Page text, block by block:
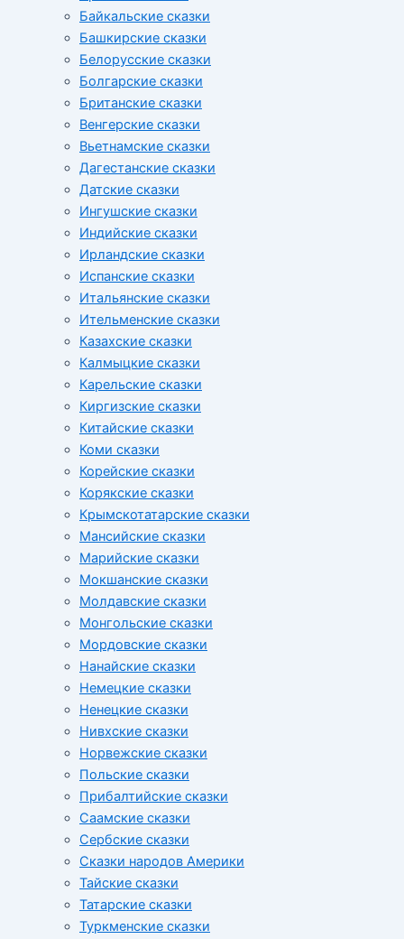
Байкальские сказки
Башкирские сказки
Белорусские сказки
Болгарские сказки
Британские сказки
Венгерские сказки
Вьетнамские сказки
Дагестанские сказки
Датские сказки
Ингушские сказки
Индийские сказки
Ирландские сказки
Испанские сказки
Итальянские сказки
Ительменские сказки
Казахские сказки
Калмыцкие сказки
Карельские сказки
Киргизские сказки
Китайские сказки
Коми сказки
Корейские сказки
Корякские сказки
Крымскотатарские сказки
Мансийские сказки
Марийские сказки
Мокшанские сказки
Молдавские сказки
Монгольские сказки
Мордовские сказки
Нанайские сказки
Немецкие сказки
Ненецкие сказки
Нивхские сказки
Норвежские сказки
Польские сказки
Прибалтийские сказки
Cаамские сказки
Сербские сказки
Сказки народов Америки
Тайские сказки
Татарские сказки
Туркменские сказки